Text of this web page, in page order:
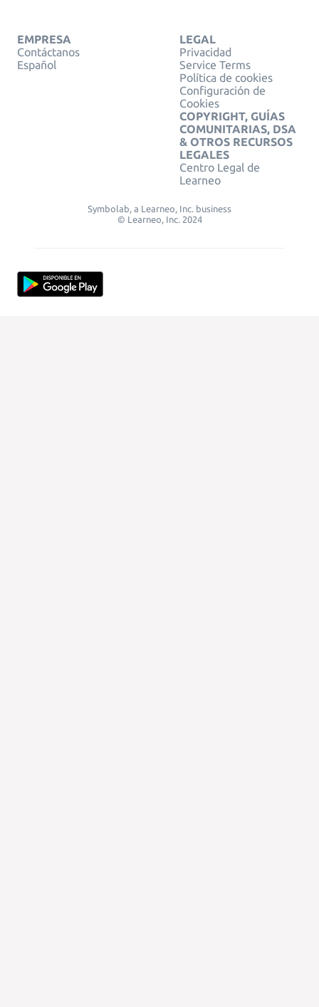
EMPRESA
Contáctanos
Español
LEGAL
Privacidad
Service Terms
Política de cookies
Configuración de
Cookies
COPYRIGHT, GUÍAS
COMUNITARIAS, DSA
& OTROS RECURSOS
LEGALES
Centro Legal de
Learneo
Symbolab, a Learneo, Inc. business
© Learneo, Inc. 2024